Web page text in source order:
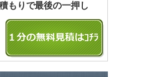
もりで最後の一押し